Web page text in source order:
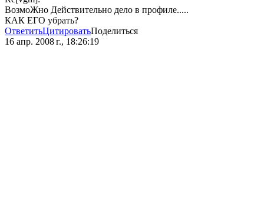
ВозмоЖно Действительно дело в профиле.....
КАК ЕГО убрать?
ОтветитьЦитироватьПоделиться
16 апр. 2008 г., 18:26:19